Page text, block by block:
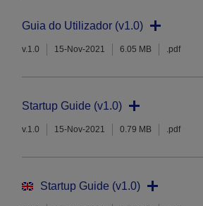
Guia do Utilizador (v1.0)
v.1.0 15-Nov-2021 6.05 MB .pdf
Startup Guide (v1.0)
v.1.0 15-Nov-2021 0.79 MB .pdf
Startup Guide (v1.0)